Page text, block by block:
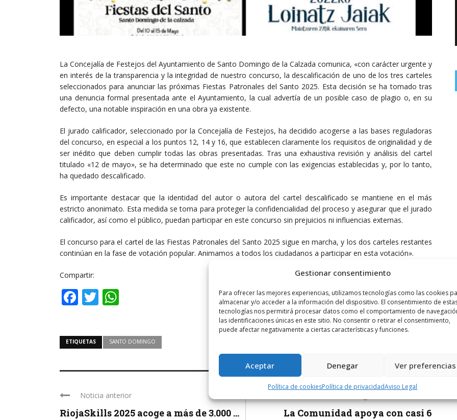
Gestionar consentimiento
Para ofrecer las mejores experiencias, utilizamos tecnologías como las cookies
almacenar y/o acceder a la información del dispositivo. El consentimiento de
tecnologías nos permitirá procesar datos como el comportamiento de
las identificaciones únicas en este sitio. No consentir o retirar el consentimiento,
puede afectar negativamente a ciertas características y funciones.
Aceptar Denegar Ver preferencias
Política de cookiesPolítica de privacidadAviso Legal
La Concejalía de Festejos del Ayuntamiento de Santo Domingo de la Calzada comunica, «con carácter urgente y
en interés de la transparencia y la integridad de nuestro concurso, la descalificación de uno de los tres carteles
seleccionados para anunciar las próximas Fiestas Patronales del Santo 2025. Esta decisión se ha tomado tras
una denuncia formal presentada ante el Ayuntamiento, la cual advertía de un posible caso de plagio o, en su
defecto, una notable inspiración en una obra ya existente.
El jurado calificador, seleccionado por la Concejalía de Festejos, ha decidido acogerse a las bases reguladoras
del concurso, en especial a los puntos 12, 14 y 16, que establecen claramente los requisitos de originalidad y de
ser inédito que deben cumplir todas las obras presentadas. Tras una exhaustiva revisión y análisis del cartel
titulado «12 de mayo», se ha determinado que este no cumple con las exigencias establecidas y, por lo tanto,
ha quedado descalificado.
Es importante destacar que la identidad del autor o autora del cartel descalificado se mantiene en el más
estricto anonimato. Esta medida se toma para proteger la confidencialidad del proceso y asegurar que el jurado
calificador, así como el público, puedan participar en este concurso sin prejuicios ni influencias externas.
El concurso para el cartel de las Fiestas Patronales del Santo 2025 sigue en marcha, y los dos carteles restantes
continúan en la fase de votación popular. Animamos a todos los ciudadanos a participar en esta votación».
Compartir:
Facebook
Twitter
ETIQUETAS SANTO DOMINGO
Noticia anterior
RiojaSkills 2025 acoge a más de 3.000 ...
La Comunidad apoya con casi 6